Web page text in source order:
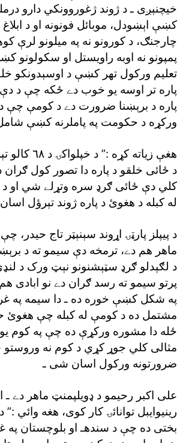
خيچنېږى ـ د ژوند ژغوروونکي دارو
کښې اېښودل، موبائل فونونه او د ابلاغ
چارجنګ، د کورونو نه په ميلونو لرې
پمپونو نه اوبه راويستل او سکولونو
تعليم ورکول تهر کښې د اوسېدونکو
پاره تر اوسه يو خوب دے ځکه چې د
پاره د برېښنا ضرورت دے د کومې چې
ورکړه د حکومت په پاملرنه کښې
هغې زياته کړه
د ځائى خلقو د پاره دا تصور کول
کلي دې ځائى ګرډ سره وتړلے شي او د
له کبله د هغوئ د پاره ژوند تېرؤل
د پيپلز پارټۍ اړوند سېنېټر تاج حيدر،
ماهر هم دے، ترمخه دې سيمو ته د
د لګېدلو ګرډ سټېشنونو نېټ ورک د
پرتو سيمو ته رسد ګران دے نو ابادى
په شکل کښې خوره ده ـ دا سيمه په
مشتمل ده د کومې له کبله چې هغوئ
ځله دا مشوره ورکړې ده چې په کوم
مثالى کلي جوړ کړي د کوم نه وروستو
ضرورتونه ورکول اسان شى ـ
على اکبر رحيمو د ډويلپمنټ ماهر دے
رينيوايبل توانائۍ کار کوى، هغه
بختى ده چې د سندهـ او بلوچستان په